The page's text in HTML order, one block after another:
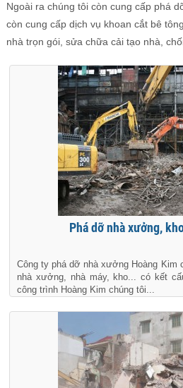
Ngoài ra chúng tôi còn cung cấp phá
còn cung cấp dịch vụ khoan cắt bê
nhà trọn gói, sửa chữa cải tạo nhà,
Phá dỡ nhà xưởng,
Công ty phá dỡ nhà xưởng Hoàng Kim
nhà xưởng, nhà máy, kho... có kết
công trình Hoàng Kim chúng tôi...